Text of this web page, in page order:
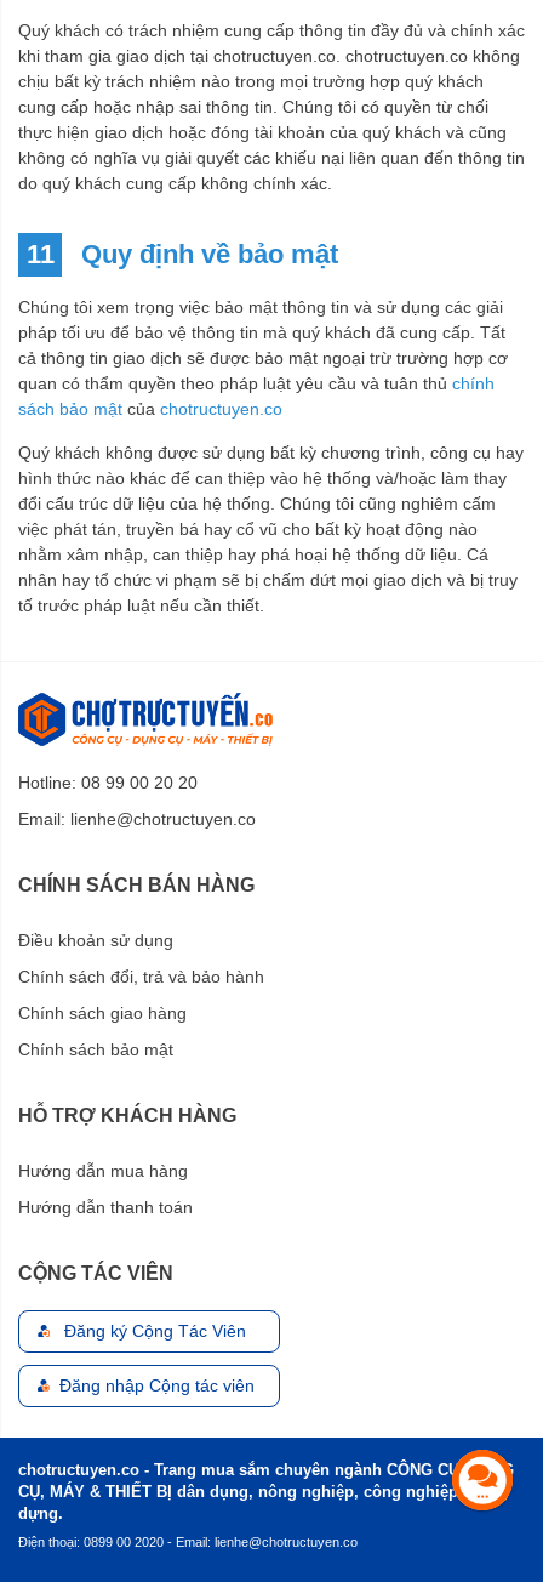
Quý khách có trách nhiệm cung cấp thông tin đầy đủ và chính xác
khi tham gia giao dịch tại chotructuyen.co. chotructuyen.co không
chịu bất kỳ trách nhiệm nào trong mọi trường hợp quý khách
cung cấp hoặc nhập sai thông tin. Chúng tôi có quyền từ chối
thực hiện giao dịch hoặc đóng tài khoản của quý khách và cũng
không có nghĩa vụ giải quyết các khiếu nại liên quan đến thông tin
do quý khách cung cấp không chính xác.
11 Quy định về bảo mật
Chúng tôi xem trọng việc bảo mật thông tin và sử dụng các giải
pháp tối ưu để bảo vệ thông tin mà quý khách đã cung cấp. Tất
cả thông tin giao dịch sẽ được bảo mật ngoại trừ trường hợp cơ
quan có thẩm quyền theo pháp luật yêu cầu và tuân thủ chính
sách bảo mật của chotructuyen.co
Quý khách không được sử dụng bất kỳ chương trình, công cụ hay
hình thức nào khác để can thiệp vào hệ thống và/hoặc làm thay
đổi cấu trúc dữ liệu của hệ thống. Chúng tôi cũng nghiêm cấm
việc phát tán, truyền bá hay cổ vũ cho bất kỳ hoạt động nào
nhằm xâm nhập, can thiệp hay phá hoại hệ thống dữ liệu. Cá
nhân hay tổ chức vi phạm sẽ bị chấm dứt mọi giao dịch và bị truy
tố trước pháp luật nếu cần thiết.
Hotline: 08 99 00 20 20
Email: lienhe@chotructuyen.co
CHÍNH SÁCH BÁN HÀNG
Điều khoản sử dụng
Chính sách đổi, trả và bảo hành
Chính sách giao hàng
Chính sách bảo mật
HỖ TRỢ KHÁCH HÀNG
Hướng dẫn mua hàng
Hướng dẫn thanh toán
CỘNG TÁC VIÊN
Đăng ký Cộng Tác Viên
Đăng nhập Cộng tác viên
chotructuyen.co - Trang mua sắm chuyên ngành CÔNG CỤ, DỤNG
CỤ, MÁY & THIẾT BỊ dân dụng, nông nghiệp, công nghiệp và xây
dựng.
Điện thoại: 0899 00 2020 - Email: lienhe@chotructuyen.co